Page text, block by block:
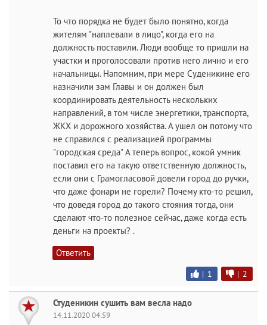
То что порядка не будет было понятно, когда
жителям "наплевали в лицо", когда его на
должность поставили. Люди вообще то пришли на
участки и проголосовали против него лично и его
начальницы. Напомним, при мере Суденикине его
назначили зам Главы и он должен был
координировать деятельность нескольких
направлений, в том числе энергетики, транспорта,
ЖКХ и дорожного хозяйства. А ушел он потому что
не справился с реализацией программы
"городская среда" А теперь вопрос, кокой умник
поставил его на такую ответственную должность,
если они с Грамогласовой довели город до ручки,
что даже фонари не горели? Почему кто-то решил,
что доведя город до такого стояния тогда, они
сделают что-то полезное сейчас, даже когда есть
деньги на проекты? .
Ответить
| 1 | 2
Студеникин сушить вам весла надо
14.11.2020 04:59